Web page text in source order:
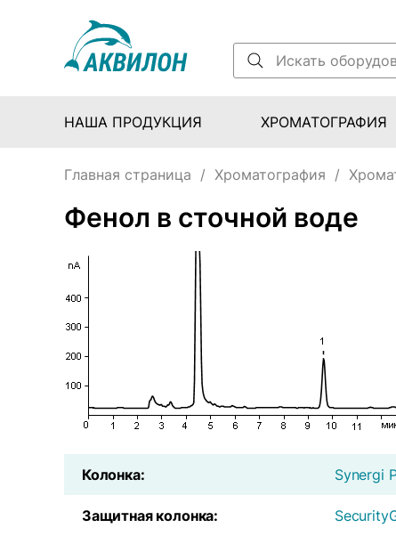
НАША ПРОДУКЦИЯ ХРОМАТОГРАФИЯ
Главная страница / Хроматография /
Фенол в сточной воде
Колонка: Synergi
Защитная колонка: